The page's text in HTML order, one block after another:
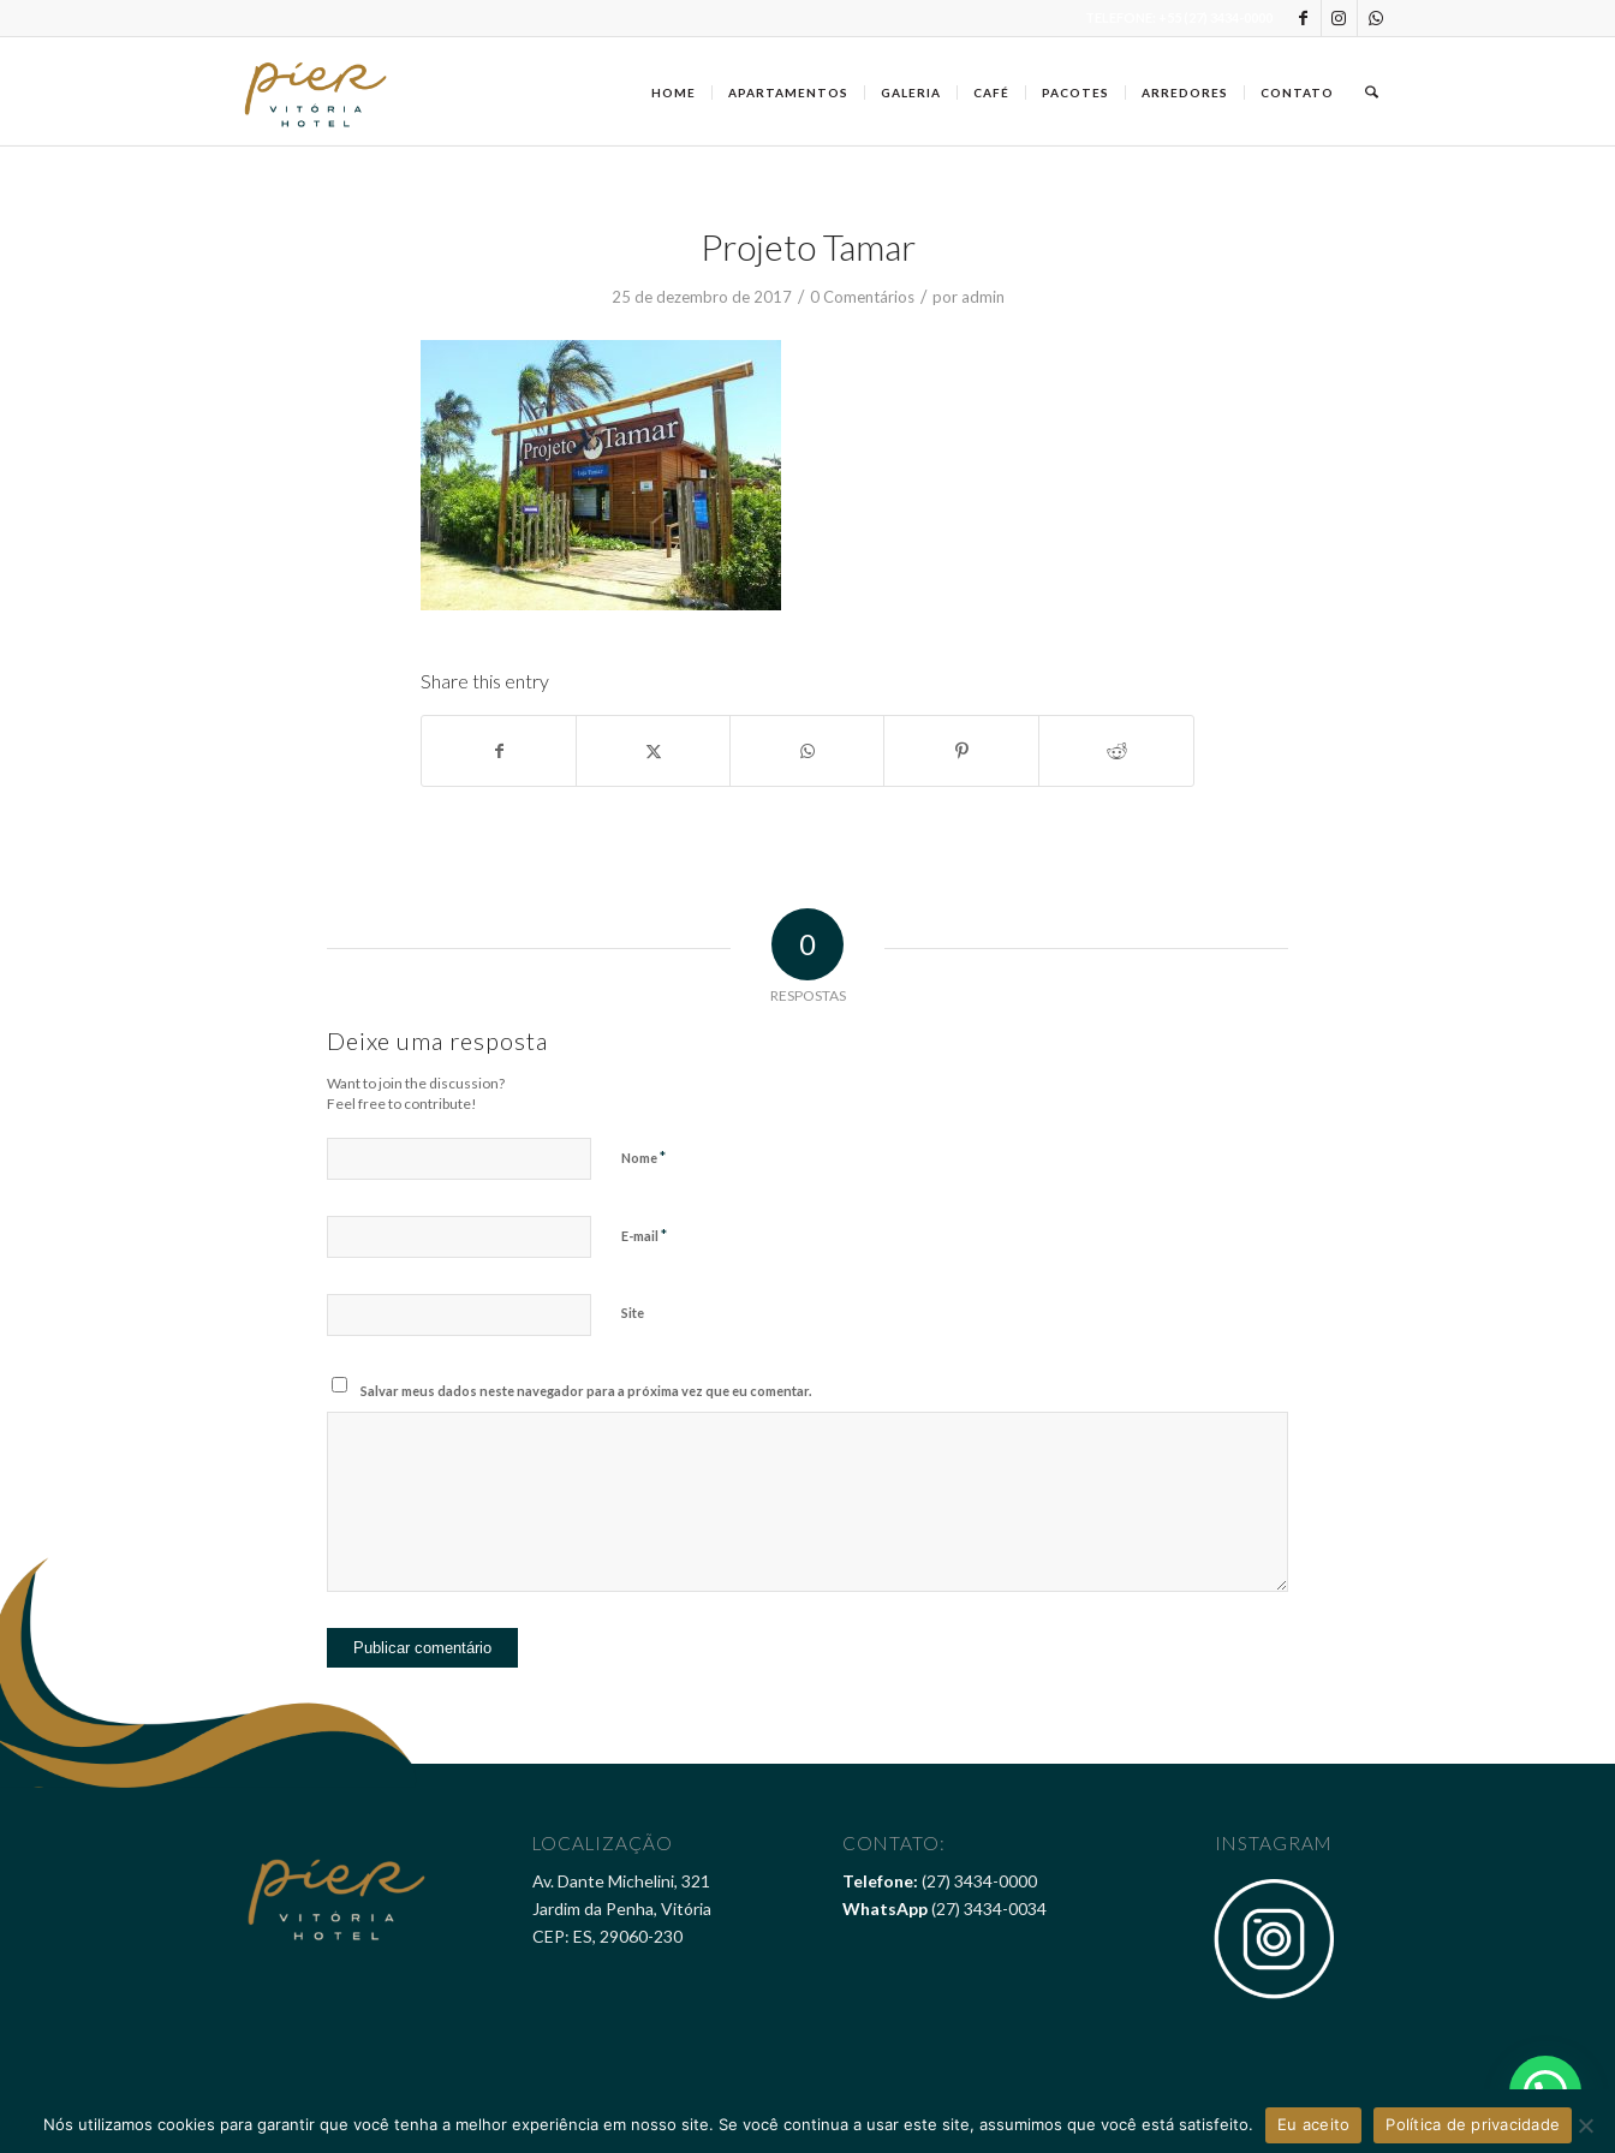
HOME APARTAMENTOS GALERIA CAFÉ PACOTES ARREDORES CONTATO
Projeto Tamar
25 de dezembro de 2017 / 0 Comentários / por admin
Share this entry
0
RESPOSTAS
Deixe uma resposta
Want to join the discussion?
Feel free to contribute!
Nome*
E-mail *
Site
Salvar meus dados neste navegador para a próxima vez que eu comentar.
LOCALIZAÇÃO
Av. Dante Michelini, 321
Jardim da Penha, Vitória
CEP: ES, 29060-230
CONTATO:
Telefone: (27) 3434-0000
WhatsApp(27) 3434-0034
INSTAGRAM
@Copyright - as imagens autorais deste website pertencem aoPier Vitória Hotel . Desenvolvido porMarketing365
Nós utilizamos cookies para garantir que você tenha a melhor experiência em nosso site. Se você continua a usar este site, assumimos que você está satisfeito. Eu aceito Política de privacidade